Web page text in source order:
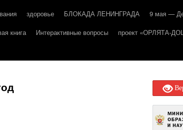
здоровье БЛОКАДА ЛЕНИНГРАДА
9 мая —
книга Интерактивные вопросы
проект «ОРЛЯТА-